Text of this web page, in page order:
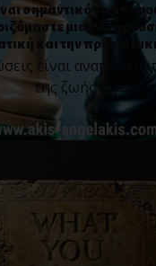
σημαντικό να
μια
και την
είναι
της ζωής [...]